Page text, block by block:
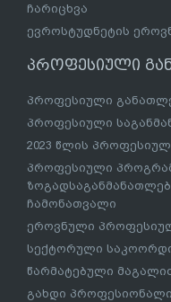
ჩარიცხვა
ევროსტუდნეტის
პროფესიული
პროფესიული
პროფესიული
2023 წლის
პროფესიული
ჩამონათვალი
ეროვნული
სექტორული
წარმატებული
გახდი